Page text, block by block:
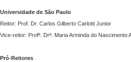
Universidade de São Paulo
Reitor: Prof. Dr. Carlos Gilberto Carlotti Junior
Vice-reitor: Profª. Drª. Maria Arminda do Nascimento
Pró-Reitores